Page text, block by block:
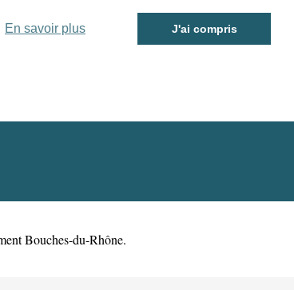
En savoir plus J'ai compris
Bouches-du-Rhône.